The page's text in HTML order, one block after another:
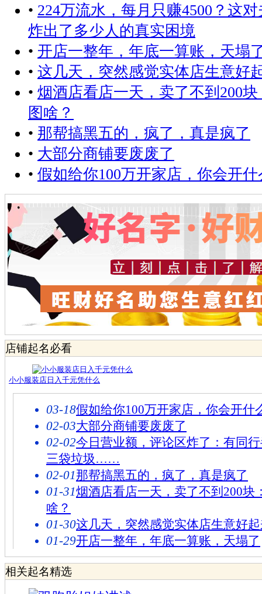
• 224万流水，每月只赚4500？这
炸出了多少人的真实困境
• 开店一整年，年底一算账，天塌
• 这几天，突然感觉实体店生意好
• 烟酒店看店一天，卖了不到200
图啥？
• 那帮搞黑五的，疯了，真是疯了
• 大部分商铺要废废了
• 假如给你100万开家店，你会开
店铺起名必看
小小服装店日入千元凭什么
03-18假如给你100万开家店，你会开什
02-03大部分商铺要废废了
02-02今日营业额，评论区炸了：有同
三袋垃圾……
02-01那帮搞黑五的，疯了，真是疯了
01-31烟酒店看店一天，卖了不到200块
啥？
01-30这几天，突然感觉实体店生意好
01-29开店一整年，年底一算账，天塌了
相关起名精选